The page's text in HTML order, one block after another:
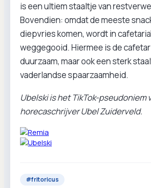
is een ultiem staaltje van
Bovendien: omdat de meeste
diepvries komen, wordt in
weggegooid. Hiermee is de
duurzaam, maar ook een sterk
vaderlandse spaarzaamheid.
Ubelski is het TikTok-pseudoniem
horecaschrijver Ubel Zuiderveld.
#fritoricus